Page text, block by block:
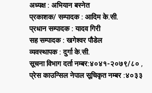
अध्यक्ष : अभियान बस्नेत
प्रकाशक/ सम्पादक : आदिम के.सी.
प्रधान सम्पादक : यादव गिरी
सह सम्पादक : खगेश्वर पौडेल
व्यवस्थापक : दुर्गा के.सी.
सूचना विभाग दर्ता नम्बर:४०४१-२०७९/८० ,
प्रेस काउन्सिल नेपाल सूचिकृत नम्बर :४०३३